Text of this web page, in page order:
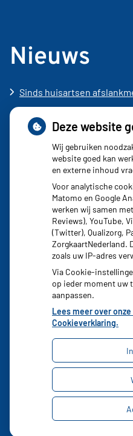
Nieuws
Sinds huisartsen
voorschrijven, neemt
Schurft sinds corona
uitbraken fors gestegen
Stoppen met
leefstijlaanpassingen
Kookadvies drinkwater in
besmetting
Terugroepactie
ziek maken
Uw Zorg
Voorwaarden
Deze website
Wij gebruiken
website goed kan
en externe inhoud
Voor analytische
Matomo en Google
werken wij samen
Reviews), YouTube,
(Twitter), Qualizorg,
ZorgkaartNederland.
zoals uw IP-adres
Via Cookie-
op ieder moment uw
aanpassen.
Lees meer over
Cookieverklaring.